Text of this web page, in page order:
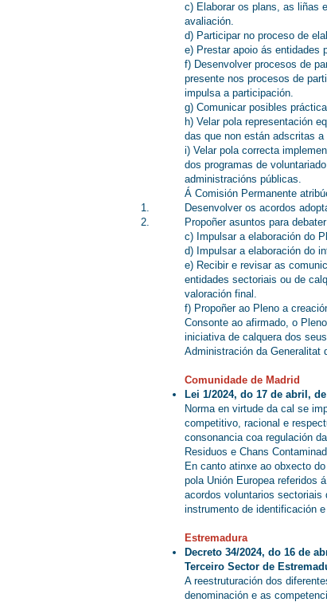
c) Elaborar os plans, as liñas
avaliación.
d) Participar no proceso de
e) Prestar apoio ás entidades
f) Desenvolver procesos de
presente nos procesos de
impulsa a participación.
g) Comunicar posibles
h) Velar pola representación
das que non están adscritas a
i) Velar pola correcta
dos programas de
administracións públicas.
Á Comisión Permanente
Desenvolver os acordos
Propoñer asuntos para
c) Impulsar a elaboración do
d) Impulsar a elaboración do
e) Recibir e revisar as
entidades sectoriais ou de
valoración final.
f) Propoñer ao Pleno a
Consonte ao afirmado, o
iniciativa de calquera dos
Administración da Generalitat
Comunidade de Madrid
Lei 1/2024, do 17 de abril,
Norma en virtude da cal se
competitivo, racional e
consonancia coa regulación
Residuos e Chans
En canto atinxe ao obxecto
pola Unión Europea referidos
acordos voluntarios sectoriais
instrumento de identificación
Estremadura
Decreto 34/2024, do 16 de
Terceiro Sector de
A reestruturación dos
denominación e as